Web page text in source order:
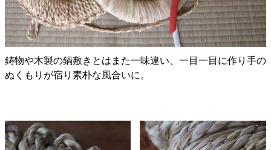
鋳物や木製の鍋敷きとはまた一味違い、一目一目に作り手の
ぬくもりが宿り素朴な風合いに。